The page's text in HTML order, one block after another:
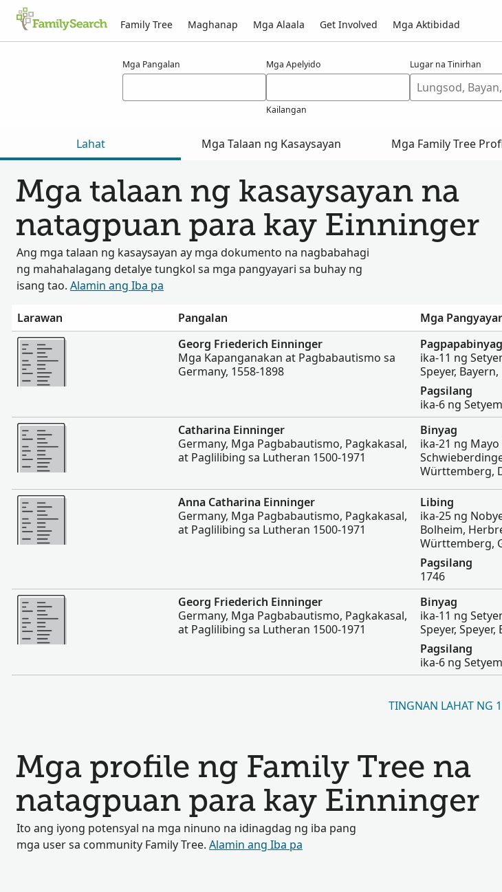
Family Tree Maghanap Mga Alaala Get Involved Mga Aktibidad
Mga Pangalan Mga Apelyido
Kailangan
Lugar na Tinirhan
Lahat Mga Talaan ng Kasaysayan Mga Family Tree
Mga talaan ng kasaysayan na
natagpuan para kay Einninger
Ang mga talaan ng kasaysayan ay mga dokumento na nagbabahagi
ng mahahalagang detalye tungkol sa mga pangyayari sa buhay ng
isang tao. Alamin ang Iba pa
Larawan Pangalan Mga
Magpakita ng mas marami
Georg Friederich Einninger
Mga Kapanganakan at Pagbabautismo sa
Germany, 1558-1898
Pagpapabinyag
ika-11 ng
Speyer,
Pagsilang
ika-6 ng
Magpakita ng mas marami
Catharina Einninger
Germany, Mga Pagbabautismo, Pagkakasal,
at Paglilibing sa Lutheran 1500-1971
Binyag
ika-21 ng Mayo
Württemberg,
Magpakita ng mas marami
Anna Catharina Einninger
Germany, Mga Pagbabautismo, Pagkakasal,
at Paglilibing sa Lutheran 1500-1971
Libing
ika-25 ng
Bolheim,
Württemberg,
Pagsilang
1746
Magpakita ng mas marami
Georg Friederich Einninger
Germany, Mga Pagbabautismo, Pagkakasal,
at Paglilibing sa Lutheran 1500-1971
Binyag
ika-11 ng
Speyer,
Pagsilang
ika-6 ng
TINGNAN LAHAT NG
Mga profile ng Family Tree na
natagpuan para kay Einninger
Ito ang iyong potensyal na mga ninuno na idinagdag ng iba pang
mga user sa community Family Tree. Alamin ang Iba pa